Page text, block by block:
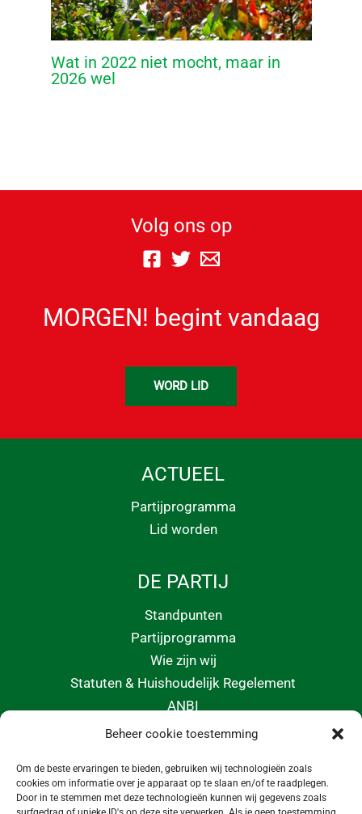
Beheer cookie toestemming
Om de beste ervaringen te bieden, gebruiken wij technologieën zoals
cookies om informatie over je apparaat op te slaan en/of te raadplegen.
Door in te stemmen met deze technologieën kunnen wij gegevens zoals
Wat in 2022 niet mocht, maar in
2026 wel
Volg ons op
MORGEN! begint vandaag
WORD LID
ACTUEEL
Partijprogramma
Lid worden
DE PARTIJ
Standpunten
Partijprogramma
Wie zijn wij
Statuten & Huishoudelijk Regelement
ANBI
CONTACT
info@morgeninmedemblik.nl